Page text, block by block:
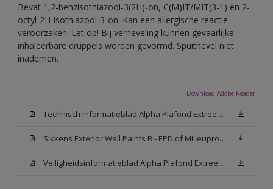
Bevat 1,2-benzisothiazool-3(2H)-on, C(M)IT/MIT(3-1) en 2-
octyl-2H-isothiazool-3-on. Kan een allergische reactie
veroorzaken. Let op! Bij verneveling kunnen gevaarlijke
inhaleerbare druppels worden gevormd. Spuitnevel niet
inademen.
Download Adobe Reader
Technisch Informatieblad Alpha Plafond Extreem Mat (PDF)
Sikkens Exterior Wall Paints B - EPD of Milieuproductverklaring
Veiligheidsinformatieblad Alpha Plafond Extreem Mat White W05 (MSDS)